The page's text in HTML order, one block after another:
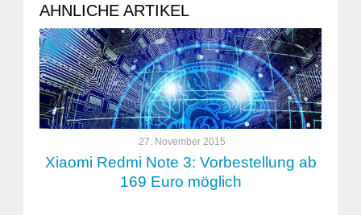
AHNLICHE ARTIKEL
27. November 2015
Xiaomi Redmi Note 3: Vorbestellung ab
169 Euro möglich